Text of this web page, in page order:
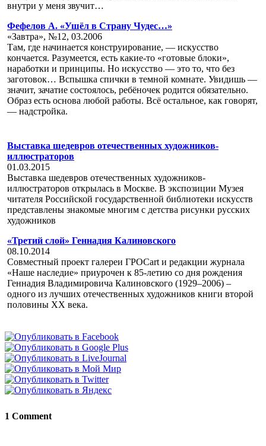
внутри у меня звучит…
Фефелов А. «Ушёл в Страну Чудес…»
«Завтра», №12, 03.2006
Там, где начинается конструирование, — искусство
кончается. Разумеется, есть какие-то «готовые блоки»,
наработки и принципы. Но искусство — это то, что без
заготовок… Вспышка спички в темной комнате. Увидишь —
значит, зачатие состоялось, ребёночек родится обязательно.
Образ есть основа любой работы. Всё остальное, как говорят,
— надстройка.
Выставка шедевров отечественных художников-
иллюстраторов
01.03.2015
Выставка шедевров отечественных художников-
иллюстраторов открылась в Москве. В экспозиции Музея
читателя Российской государственной библиотеки искусств
представлены знакомые многим с детства рисунки русских
художников
«Третий слой» Геннадия Калиновского
08.10.2014
Совместный проект галереи ГРОСart и редакции журнала
«Наше наследие» приурочен к 85-летию со дня рождения
Геннадия Владимировича Калиновского (1929–2006) –
одного из лучших отечественных художников книги второй
половины ХХ века.
1 Comment